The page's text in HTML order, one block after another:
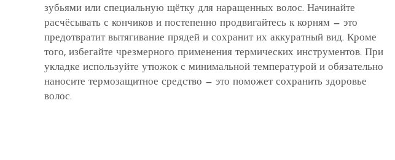
зубьями или специальную щётку для наращенных волос. Начинайте
расчёсывать с кончиков и постепенно продвигайтесь к корням — это
предотвратит вытягивание прядей и сохранит их аккуратный вид. Кроме
того, избегайте чрезмерного применения термических инструментов. При
укладке используйте утюжок с минимальной температурой и обязательно
наносите термозащитное средство — это поможет сохранить здоровье
волос.